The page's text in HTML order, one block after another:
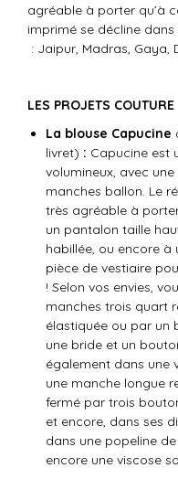
agréable à porter qu’à
imprimé se décline
: Jaipur, Madras, Gaya,
LES PROJETS COUTURE
La blouse Capucine
livret) : Capucine est
volumineux, avec
manches ballon. Le
très agréable à
un pantalon taille
habillée, ou encore à
pièce de vestiaire
! Selon vos envies,
manches trois quart
élastiquée ou par un
une bride et un
également dans une
une manche longue
fermé par trois
et encore, dans ses
dans une popeline
encore une viscose